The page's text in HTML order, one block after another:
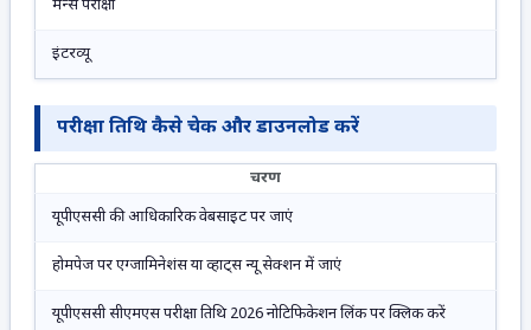
मेन्स परीक्षा
इंटरव्यू
परीक्षा तिथि कैसे चेक और डाउनलोड करें
चरण
यूपीएससी की आधिकारिक वेबसाइट पर जाएं
होमपेज पर एग्जामिनेशंस या व्हाट्स न्यू सेक्शन में जाएं
यूपीएससी सीएमएस परीक्षा तिथि 2026 नोटिफिकेशन लिंक पर क्लिक करें